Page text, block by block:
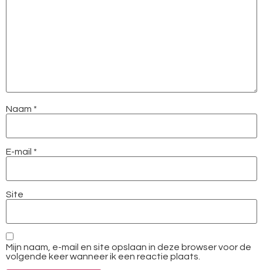
Naam *
E-mail *
Site
Mijn naam, e-mail en site opslaan in deze browser voor de
volgende keer wanneer ik een reactie plaats.